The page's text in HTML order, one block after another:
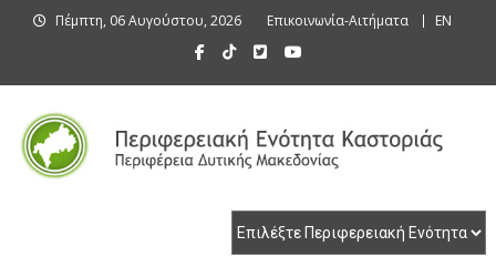
Πέμπτη, 06 Αυγούστου, 2026 Επικοινωνία-Αιτήματα EN